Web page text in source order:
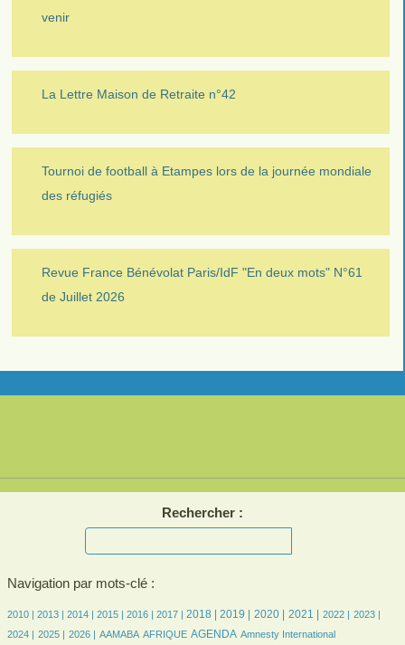
venir
La Lettre Maison de Retraite n°42
Tournoi de football à Etampes lors de la journée mondiale
des réfugiés
Revue France Bénévolat Paris/IdF "En deux mots" N°61
de Juillet 2026
Rechercher :
Navigation par mots-clé :
17/4052
2010 |
15/4052
2013 |
303/4052 2014 |
584/4052 2015 |
704/4052 2016 |
810/4052 2017 |
1184/4052 2018 |
1170/4052 2019 |
992/4052 2020 |
1066/4052 2021 |
830/4052 2022 |
807/4052 2023 |
802/4052
2024 |
760/4052
2025 |
798/4052 2026 |
150/4052 AAMABA
324/4052 AFRIQUE
884/4052 AGENDA
24/4052 Amnesty International
47/4052